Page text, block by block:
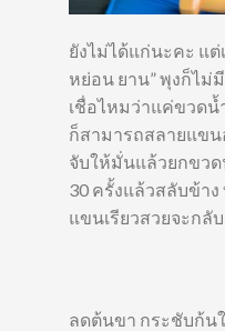
ยังไม่ได้แก่นะคะ แ
หย่อน ยาน” พุงก็ไ
เชื่อไหมว่าแค่ขวดน้
ก็สามารถสลายแข
จับให้มั่นแล้วยกขว
30 ครั้งแล้วสลับข้าง
แขนเรียวสวยจะกลั
ลดต้นขา กระชับก้น